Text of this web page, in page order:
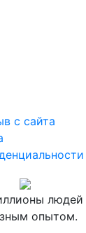
с сайта
опытом.